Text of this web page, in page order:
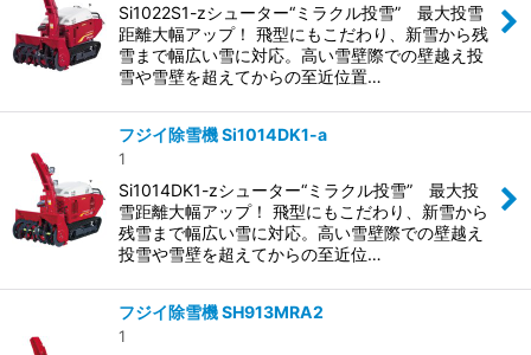
Si1022S1-zシューター“ミラクル投雪” 最大投雪
距離大幅アップ！ 飛型にもこだわり、新雪から残
雪まで幅広い雪に対応。高い雪壁際での壁越え投
雪や雪壁を超えてからの至近位置…
フジイ除雪機 Si1014DK1-a
1
Si1014DK1-zシューター“ミラクル投雪” 最大投
雪距離大幅アップ！ 飛型にもこだわり、新雪から
残雪まで幅広い雪に対応。高い雪壁際での壁越え
投雪や雪壁を超えてからの至近位…
フジイ除雪機 SH913MRA2
1